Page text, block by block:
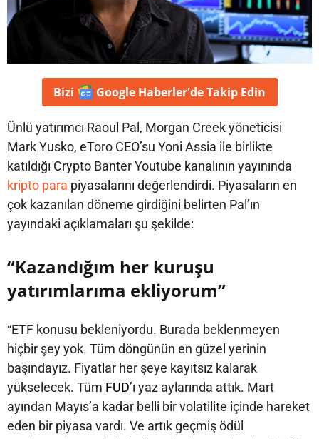
Bizi Google Haberler'deTakip Edin
Ünlü yatırımcı Raoul Pal, Morgan Creek yöneticisi
Mark Yusko, eToro CEO’su Yoni Assia ile birlikte
katıldığı Crypto Banter Youtube kanalının yayınında
kripto para piyasalarını değerlendirdi. Piyasaların en
çok kazanılan döneme girdiğini belirten Pal’ın
yayındaki açıklamaları şu şekilde:
“Kazandığım her kuruşu
yatırımlarıma ekliyorum”
“ETF konusu bekleniyordu. Burada beklenmeyen
hiçbir şey yok. Tüm döngünün en güzel yerinin
başındayız. Fiyatlar her şeye kayıtsız kalarak
yükselecek. Tüm FUD’ı yaz aylarında attık. Mart
ayından Mayıs’a kadar belli bir volatilite içinde hareket
eden bir piyasa vardı. Ve artık geçmiş ödül